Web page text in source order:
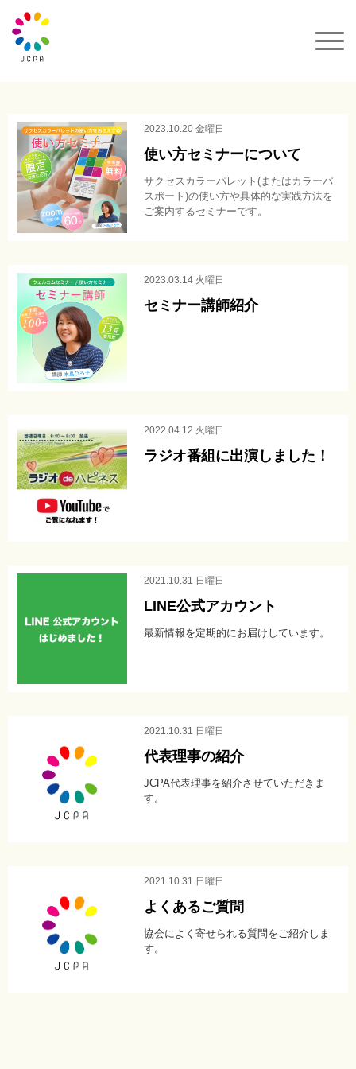
セミナー&イベント
カラーコーデ
カラーパレット購入
2023.10.20 金曜日
使い方セミナーについて
サクセスカラーパレット(またはカラーパ
スポート)の使い方や具体的な実践方法を
ご案内するセミナーです。
2023.03.14 火曜日
セミナー講師紹介
2022.04.12 火曜日
ラジオ番組に出演しました！
2021.10.31 日曜日
LINE公式アカウント
最新情報を定期的にお届けしています。
2021.10.31 日曜日
代表理事の紹介
JCPA代表理事を紹介させていただきま
す。
2021.10.31 日曜日
よくあるご質問
協会によく寄せられる質問をご紹介しま
す。